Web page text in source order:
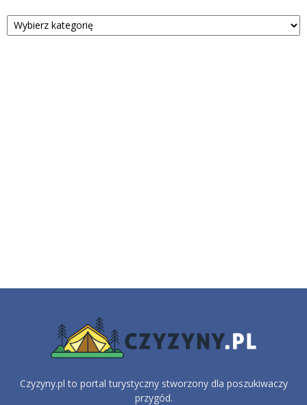
Kategorie
Czyzyny.pl to portal turystyczny stworzony dla poszukiwaczy
przygód.